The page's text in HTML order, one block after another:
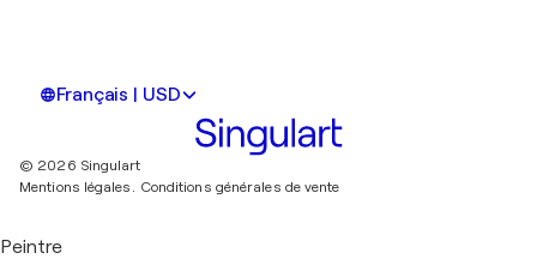
Français | USD
© 2026 Singulart
Mentions légales.
Conditions générales de vente
Peintre